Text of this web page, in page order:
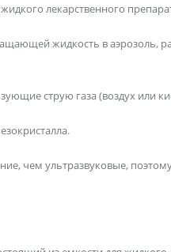
лекарственного
жидкость в аэрозоль,
струю газа (воздух или
чем ультразвуковые,